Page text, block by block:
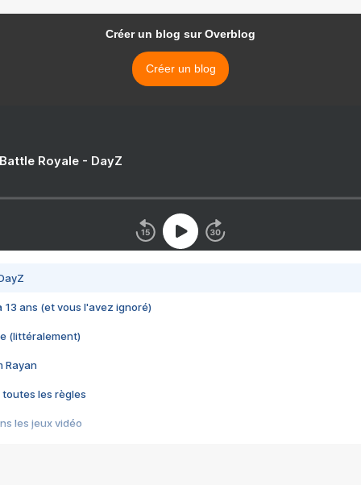
Créer un blog sur Overblog
Créer un blog
Royale - DayZ
13 ans (et vous l'avez ignoré)
(littéralement)
Rayan
toutes les règles
les jeux vidéo